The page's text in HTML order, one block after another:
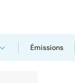
Émissions